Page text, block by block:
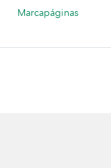
Marcapáginas